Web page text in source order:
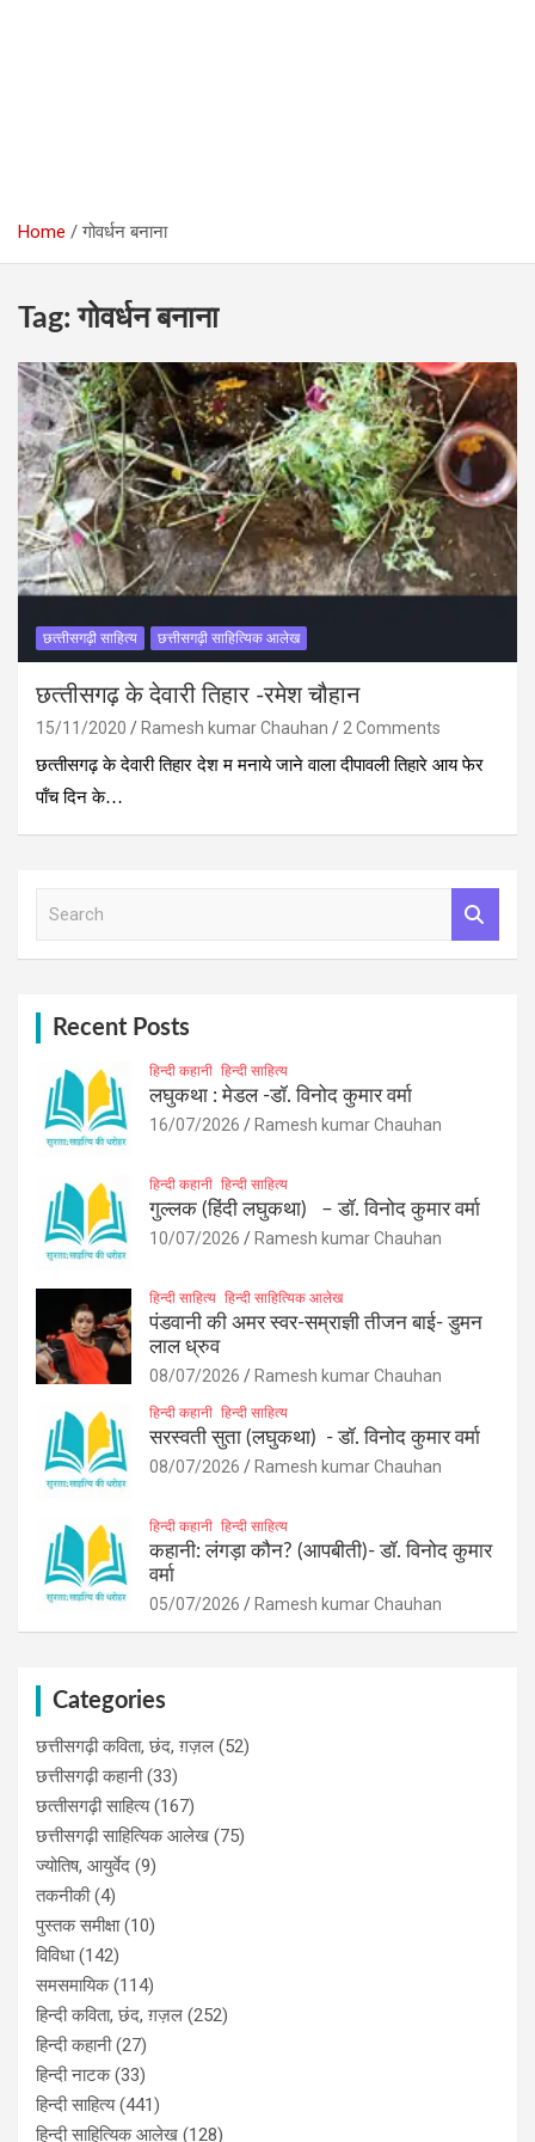
Home गोवर्धन बनाना
Tag:गोवर्धन बनाना
छत्‍तीसगढ़ी साहित्‍य छत्तीसगढ़ी साहित्यिक आलेख
छत्‍तीसगढ़ के देवारी तिहार -रमेश चौहान
15/11/2020 Ramesh kumar Chauhan
2 Comments
छत्‍तीसगढ़ के देवारी तिहार देश म मनाये जाने वाला दीपावली तिहारे आय फेर
पॉंच दिन के…
Recent Posts
हिन्दी कहानी हिन्दी साहित्य
लघुकथा : मेडल -डॉ. विनोद कुमार वर्मा
16/07/2026 Ramesh kumar Chauhan
हिन्दी कहानी हिन्दी साहित्य
गुल्लक (हिंदी लघुकथा) – डॉ. विनोद कुमार वर्मा
10/07/2026 Ramesh kumar Chauhan
हिन्दी साहित्य हिन्दी साहित्यिक आलेख
पंडवानी की अमर स्वर-सम्राज्ञी तीजन बाई- डुमन
लाल ध्रुव
08/07/2026 Ramesh kumar Chauhan
हिन्दी कहानी हिन्दी साहित्य
सरस्वती सुता (लघुकथा) ​- डॉ. विनोद कुमार वर्मा
08/07/2026 Ramesh kumar Chauhan
हिन्दी कहानी हिन्दी साहित्य
कहानी: लंगड़ा कौन? (आपबीती)​- डॉ. विनोद कुमार
वर्मा
05/07/2026 Ramesh kumar Chauhan
Categories
छत्तीसगढ़ी कविता, छंद, ग़ज़ल (52)
छत्तीसगढ़ी कहानी(33)
छत्‍तीसगढ़ी साहित्‍य(167)
छत्तीसगढ़ी साहित्यिक आलेख (75)
ज्योतिष, आयुर्वेद (9)
तकनीकी(4)
पुस्‍तक समीक्षा(10)
विविधा(142)
समसमायिक(114)
हिन्दी कविता, छंद, ग़ज़ल (252)
हिन्दी कहानी(27)
हिन्‍दी नाटक(33)
हिन्दी साहित्य(441)
हिन्दी साहित्यिक आलेख (128)